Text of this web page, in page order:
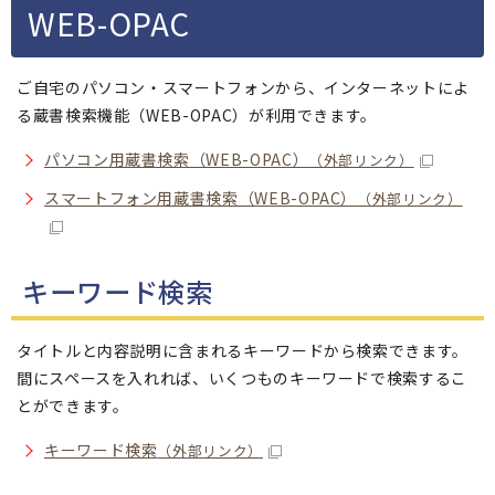
WEB-OPAC
ご自宅のパソコン・スマートフォンから、インターネットによ
る蔵書検索機能（WEB-OPAC）が利用できます。
パソコン用蔵書検索（WEB-OPAC）
（外部リンク）
スマートフォン用蔵書検索（WEB-OPAC） （外部リンク）
キーワード検索
タイトルと内容説明に含まれるキーワードから検索できます。
間にスペースを入れれば、いくつものキーワードで検索するこ
とができます。
キーワード検索 （外部リンク）